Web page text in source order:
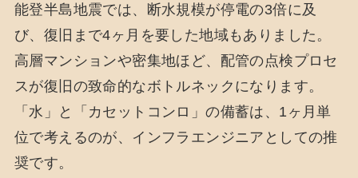
能登半島地震では、断水規模が停電の3倍に及
び、復旧まで4ヶ月を要した地域もありました。
高層マンションや密集地ほど、配管の点検プロセ
スが復旧の致命的なボトルネックになります。
「水」と「カセットコンロ」の備蓄は、1ヶ月単
位で考えるのが、インフラエンジニアとしての推
奨です。